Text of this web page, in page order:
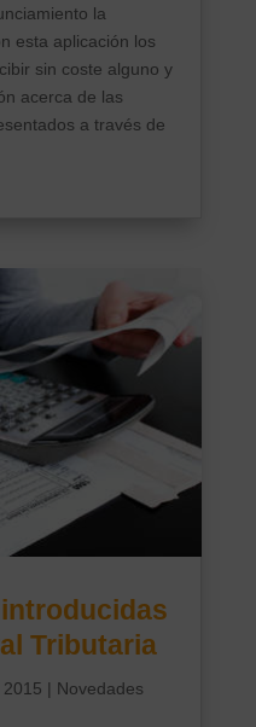
la
esta aplicación los
sin coste alguno y
acerca de las
a través de
Tributaria
2015 | Novedades